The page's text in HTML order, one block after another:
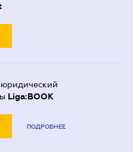
Liga:BOOK
ПОДРОБНЕЕ